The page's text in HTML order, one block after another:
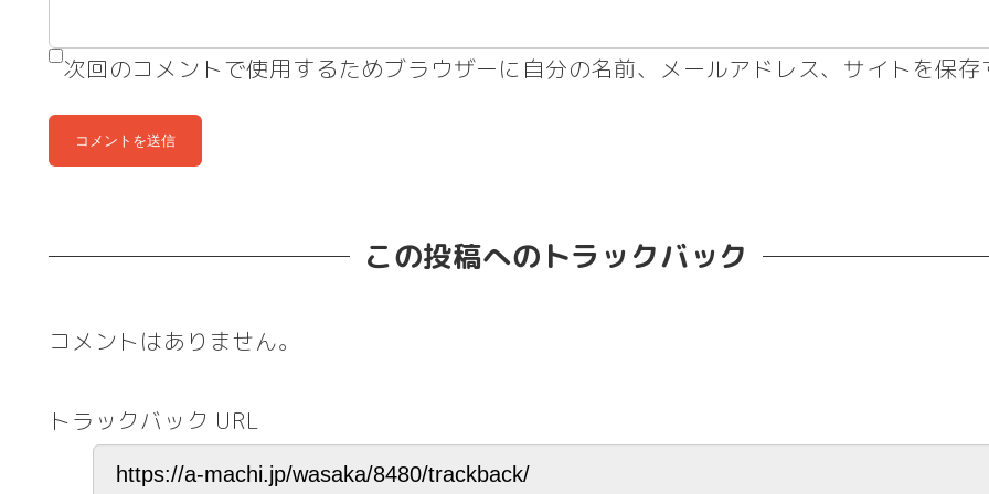
次回のコメントで使用するためブラウザーに自分の名前、メールアドレス、サイトを保存
この投稿へのトラックバック
コメントはありません。
トラックバック URL